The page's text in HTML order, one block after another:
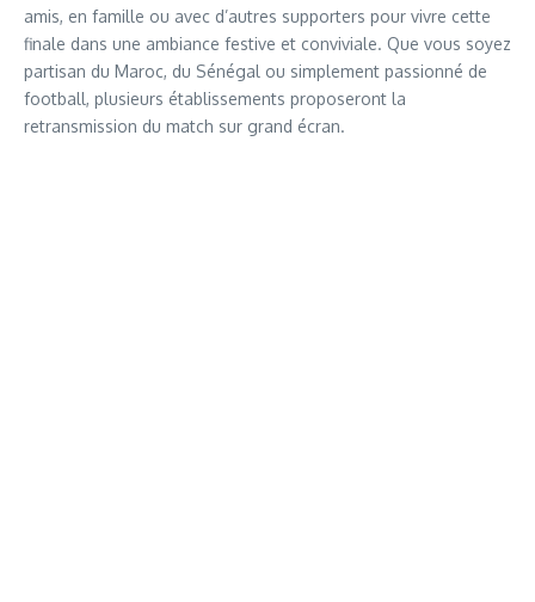
amis, en famille ou avec d’autres supporters pour vivre cette
finale dans une ambiance festive et conviviale. Que vous soyez
partisan du Maroc, du Sénégal ou simplement passionné de
football, plusieurs établissements proposeront la
retransmission du match sur grand écran.